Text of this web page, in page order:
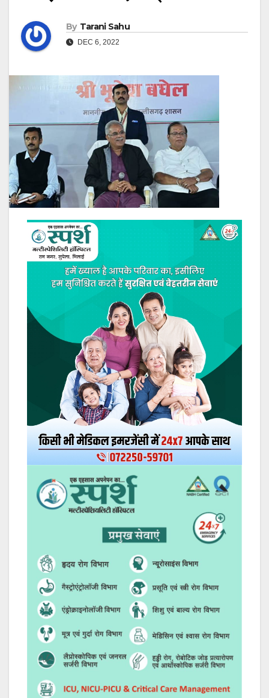
By Tarani Sahu
DEC 6, 2022